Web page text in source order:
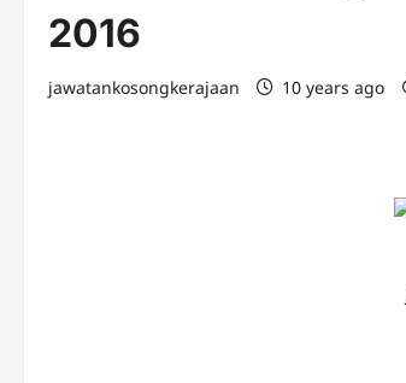
2016
jawatankosongkerajaan 10 years ago